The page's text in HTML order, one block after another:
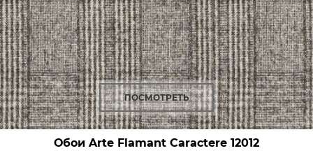
ПОСМОТРЕТЬ
Обои Arte Flamant Caractere 12012